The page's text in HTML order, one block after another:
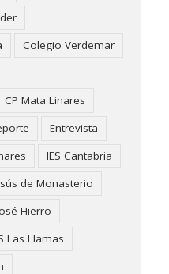
Colegio Verdemar
CP Mata Linares
Entrevista
IES Cantabria
de Monasterio
Hierro
Las Llamas